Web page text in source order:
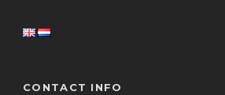
CONTACT INFO